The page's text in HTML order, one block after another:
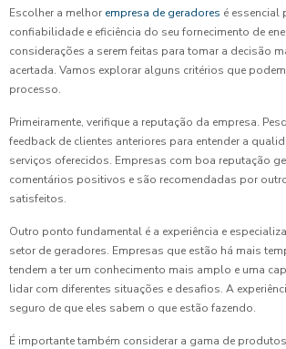
Escolher a melhor empresa de geradores é essencial
confiabilidade e eficiência do seu fornecimento de
considerações a serem feitas para tomar a decisão
acertada. Vamos explorar alguns critérios que
processo.
Primeiramente, verifique a reputação da empresa.
feedback de clientes anteriores para entender a
serviços oferecidos. Empresas com boa reputação
comentários positivos e são recomendadas por
satisfeitos.
Outro ponto fundamental é a experiência e
setor de geradores. Empresas que estão há mais
tendem a ter um conhecimento mais amplo e uma
lidar com diferentes situações e desafios. A
seguro de que eles sabem o que estão fazendo.
É importante também considerar a gama de